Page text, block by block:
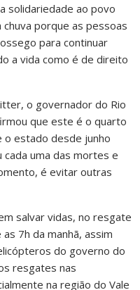
solidariedade ao povo
chuva porque as pessoas
para continuar
a vida como é de direito
o governador do Rio
que este é o quarto
o estado desde junho
uma das mortes e
é evitar outras
salvar vidas, no resgate
7h da manhã, assim
do governo do
resgates nas
na região do Vale